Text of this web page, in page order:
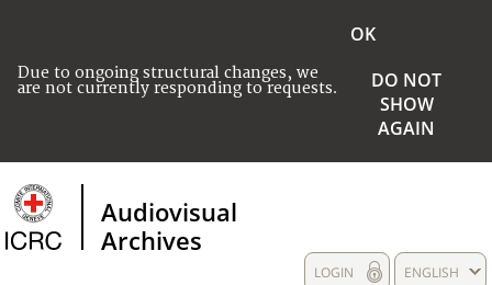
Due to ongoing structural changes, we
are not currently responding to requests.
OK
DO NOT
SHOW
AGAIN
Audiovisual
Archives
ENGLISH
LOGIN